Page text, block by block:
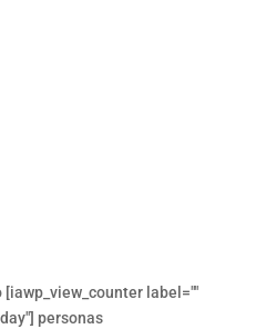
label=""
personas